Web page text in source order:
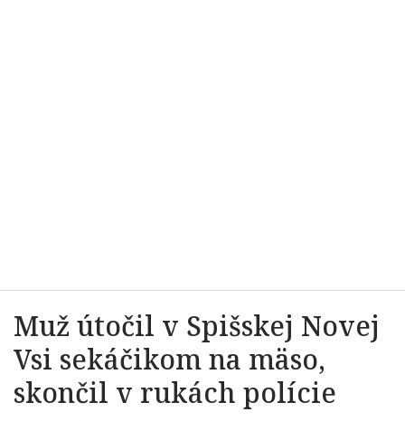
Muž útočil v Spišskej Novej
Vsi sekáčikom na mäso,
skončil v rukách polície